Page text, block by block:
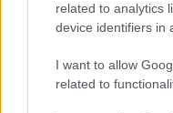
related to analytics
device identifiers in
I want to allow
related to